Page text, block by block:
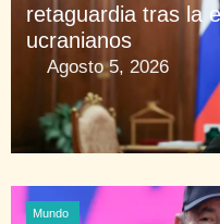
retaguardia tras la
ucranianos
Agosto 5, 2026
Mundo